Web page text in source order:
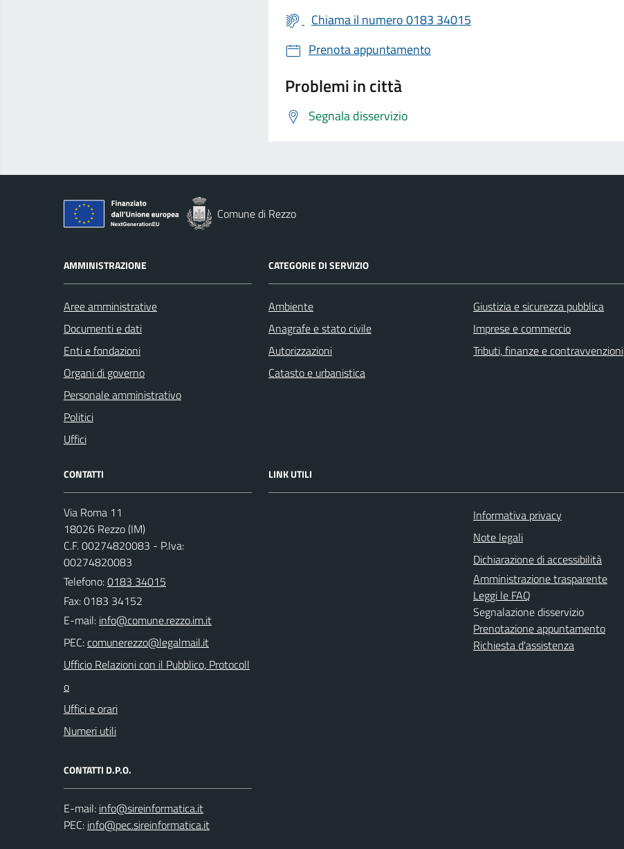
Chiama il numero 0183 34015
Prenota appuntamento
Problemi in città
Segnala disservizio
Comune di Rezzo
AMMINISTRAZIONE
Aree amministrative
Documenti e dati
Enti e fondazioni
Organi di governo
Personale amministrativo
Politici
Uffici
CATEGORIE DI SERVIZIO
Ambiente
Anagrafe e stato civile
Autorizzazioni
Catasto e urbanistica
Giustizia e sicurezza pubblica
Imprese e commercio
Tributi, finanze e contravvenzioni
CONTATTI
Via Roma 11
18026 Rezzo (IM)
C.F. 00274820083 - P.Iva:
00274820083
Telefono:0183 34015
Fax: 0183 34152
E-mail:
PEC:
Ufficio Relazioni con il Pubblico, Protocoll
o
Uffici e orari
Numeri utili
CONTATTI D.P.O.
E-mail:
PEC:
LINK UTILI
Informativa privacy
Note legali
Dichiarazione di accessibilità
Amministrazione trasparente
Leggi le FAQ
Segnalazione disservizio
Prenotazione appuntamento
Richiesta d'assistenza